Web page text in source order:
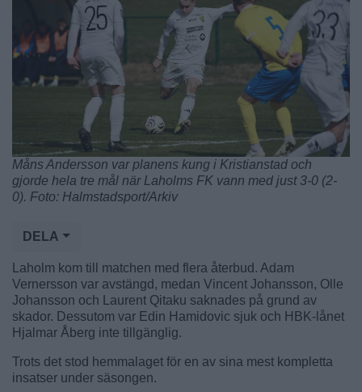
Måns Andersson var planens kung i Kristianstad och
gjorde hela tre mål när Laholms FK vann med just 3-0 (2-
0). Foto: Halmstadsport/Arkiv
DELA
Laholm kom till matchen med flera återbud. Adam
Vernersson var avstängd, medan Vincent Johansson, Olle
Johansson och Laurent Qitaku saknades på grund av
skador. Dessutom var Edin Hamidovic sjuk och HBK-lånet
Hjalmar Åberg inte tillgänglig.
Trots det stod hemmalaget för en av sina mest kompletta
insatser under säsongen.